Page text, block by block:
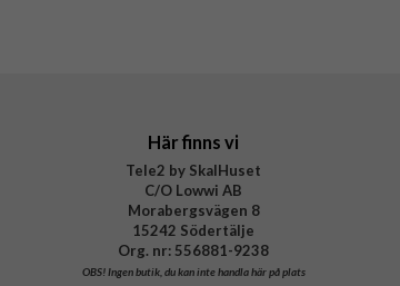
Här finns vi
Tele2 by SkalHuset
C/O Lowwi AB
Morabergsvägen 8
15242 Södertälje
Org. nr: 556881-9238
OBS!Ingen butik, du kan inte handla här på plats